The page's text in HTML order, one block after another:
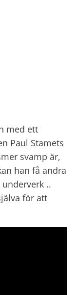
med ett
Paul Stamets
svamp är,
han få andra
..
för att